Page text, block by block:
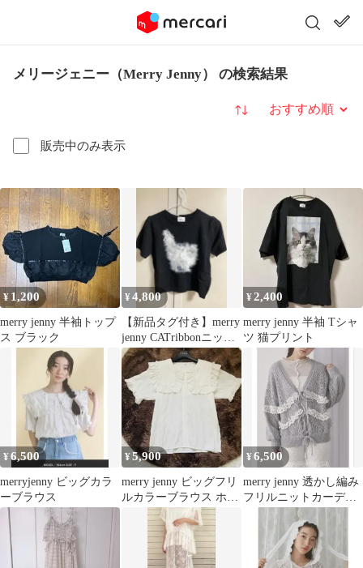
メリージェニー（Merry Jenny） の検索結果
販売中のみ表示
並び替え
¥ 1,200
merry jenny 半袖トップ
ス ブラック
¥4,800
【新品タグ付き】merry
jenny CATribbonニット
半袖 ブラック
¥2,400
merry jenny 半袖 Tシャ
ツ 猫プリント
¥6,500
merryjenny ビッグカラ
ーブラウス
¥5,900
merry jenny ビッグフリ
ルカラーブラウス ホワ
¥6,500
merry jenny 透かし編み
フリルニットカーディ